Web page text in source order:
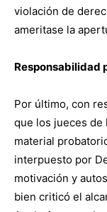
violación de
ameritase la
Responsabilidad
Por último, con
que los jueces de
material
interpuesto por
motivación y
bien criticó el